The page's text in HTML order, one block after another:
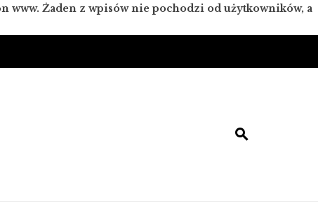
www. Żaden z wpisów nie pochodzi od użytkowników, a